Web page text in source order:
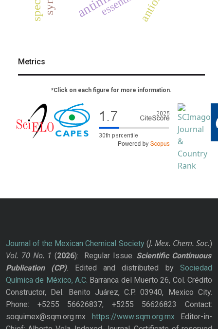
Metrics
*Click on each figure for more information.
Journal of the Mexican Chemical Society(J. Mex. Chem. Soc.)
Vol. 70 No. 1 (2026): Regular Issue. Scientific Continuous
Publication
(CP). Edited and distributed bySociedad
Química de México, A.C. Barranca del Muerto 26, Col. Crédito
Constructor, Del. Benito Juárez, C.P. 03940, Mexico City.
Phone: +5255 56626837; +5255 56626823 Contact:
soquimex@sqm.org.mx
https://www.sqm.org.mxEditor-in-